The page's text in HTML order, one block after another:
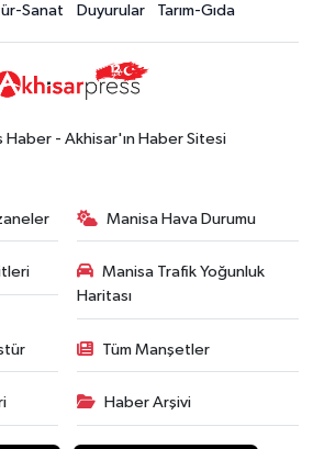
Sanat Duyurular Tarım-Gıda
Haber - Akhisar'ın Haber Sitesi
Manisa Hava Durumu
Manisa Trafik Yoğunluk
Haritası
Tüm Manşetler
Haber Arşivi